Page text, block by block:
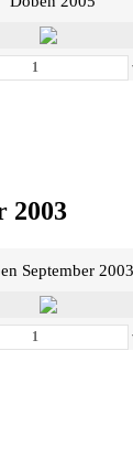
2003
September 2003